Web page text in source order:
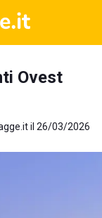
Ovest
il 26/03/2026